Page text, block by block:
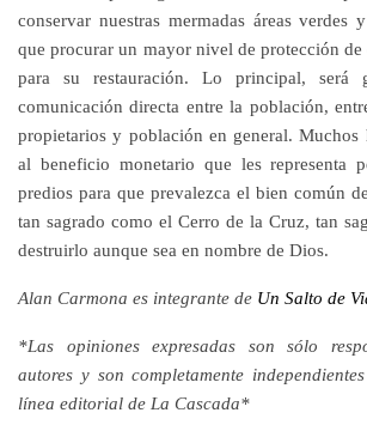
conservar nuestras mermadas áreas verdes
que procurar un mayor nivel de protección de
para su restauración. Lo principal, será
comunicación directa entre la población,
propietarios y población en general. Muchos
al beneficio monetario que les representa
predios para que prevalezca el bien común
tan sagrado como el Cerro de la Cruz, tan
destruirlo aunque sea en nombre de Dios.
Alan Carmona es integrante de Un Salto de
*Las opiniones expresadas son sólo
autores y son completamente
línea editorial de La Cascada*